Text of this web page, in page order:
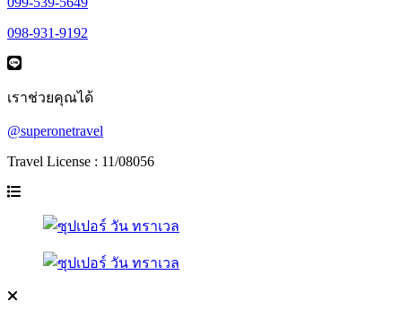
098-931-9192
เราช่วยคุณได้
@superonetravel
Travel License : 11/08056